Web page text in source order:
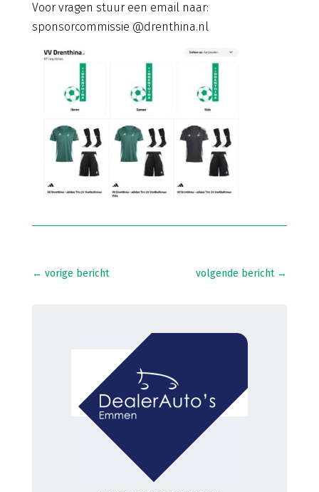
Voor vragen stuur een email naar:
sponsorcommissie @drenthina.nl
← vorige bericht volgende bericht→